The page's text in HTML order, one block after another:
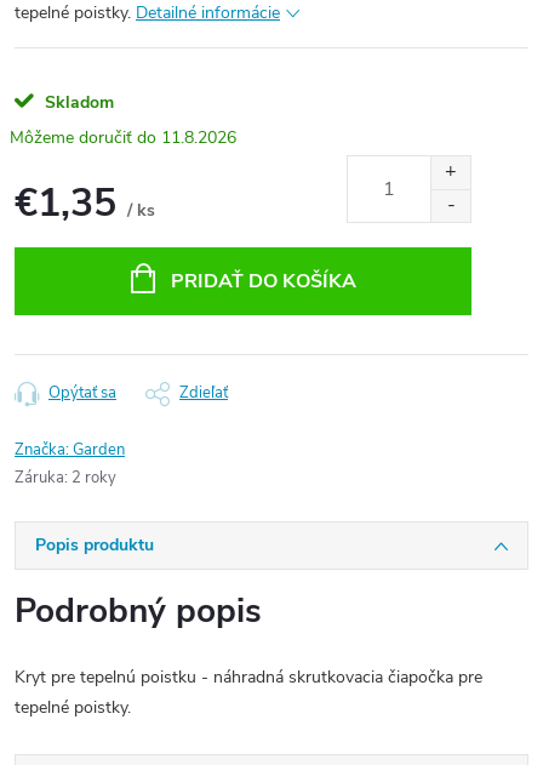
tepelné poistky. Detailné informácie
Skladom
11.8.2026
€1,35 / ks
PRIDAŤ DO KOŠÍKA
Opýtať sa Zdieľať
Značka:Garden
Záruka: 2 roky
Popis produktu
Podrobný popis
Kryt pre tepelnú poistku - náhradná skrutkovacia čiapočka pre
tepelné poistky.